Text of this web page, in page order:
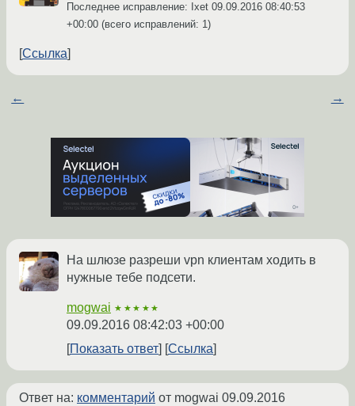
Последнее исправление: Ixet 09.09.2016 08:40:53
+00:00 (всего исправлений: 1)
Ссылка
← →
На шлюзе разреши vpn клиентам ходить в
нужные тебе подсети.
mogwai ★★★★★
09.09.2016 08:42:03 +00:00
Показать ответ
Ссылка
Ответ на: комментарий от mogwai 09.09.2016